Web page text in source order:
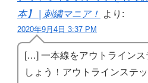
本】 | 刺繍マニア！ より:
2020年9月4日 3:37 PM
[…] 一本線をアウトラインス
しょう！アウトラインステ